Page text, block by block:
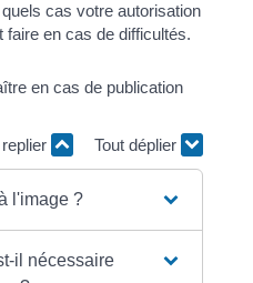
cas votre autorisation
en cas de difficultés.
en cas de publication
Tout déplier
l'image ?
il nécessaire